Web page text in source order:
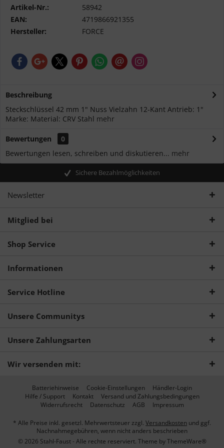
Artikel-Nr.:
58942
EAN:
4719866921355
Hersteller:
FORCE
Beschreibung
Steckschlüssel 42 mm 1" Nuss Vielzahn 12-Kant Antrieb: 1"
Marke: Material: CRV Stahl mehr
Bewertungen
0
Bewertungen lesen, schreiben und diskutieren... mehr
Sichere Bezahlmöglichkeiten
Newsletter
Mitglied bei
Shop Service
Informationen
Service Hotline
Unsere Communitys
Unsere Zahlungsarten
Wir versenden mit:
Batteriehinweise Cookie-Einstellungen
Händler-Login
Hilfe / Support
Kontakt
Versand und Zahlungsbedingungen
Widerrufsrecht
Datenschutz AGB Impressum
* Alle Preise inkl. gesetzl. Mehrwertsteuer zzgl. Versandkosten und ggf.
Nachnahmegebühren, wenn nicht anders beschrieben
© 2026 Stahl-Faust - Alle rechte reserviert. Theme byThemeWare®